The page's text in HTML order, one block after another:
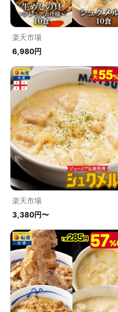
楽天市場
6,980円
楽天市場
3,380円〜